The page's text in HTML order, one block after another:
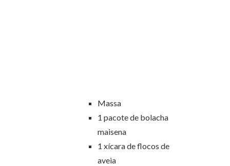
Massa
1 pacote de bolacha
maisena
1 xícara de flocos de
aveia